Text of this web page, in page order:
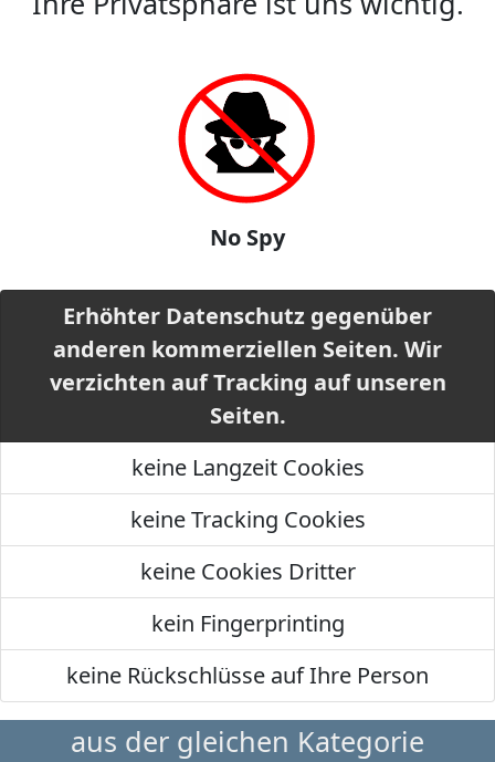
No Spy
Erhöhter Datenschutz gegenüber
anderen kommerziellen Seiten. Wir
verzichten auf Tracking auf unseren
Seiten.
keine Langzeit Cookies
keine Tracking Cookies
keine Cookies Dritter
kein Fingerprinting
keine Rückschlüsse auf Ihre Person
aus der gleichen Kategorie